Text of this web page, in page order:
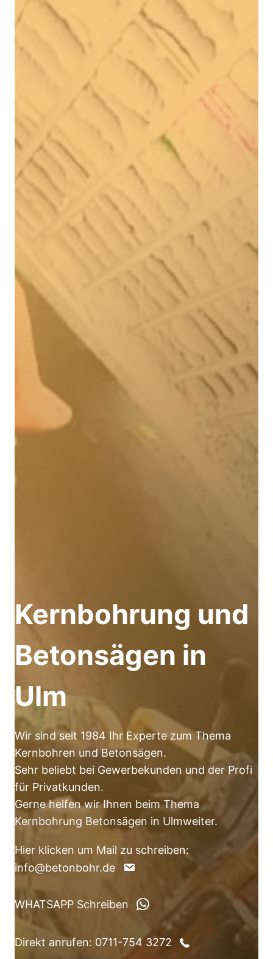
Kernbohrung und
Betonsägen in
Ulm
Wir sind seit 1984 Ihr Experte zum Thema
Kernbohren und Betonsägen.
Sehr beliebt bei Gewerbekunden und der Profi
für Privatkunden.
Gerne helfen wir Ihnen beim Thema
Kernbohrung Betonsägen in Ulmweiter.
Hier klicken um Mail zu schreiben:
info@betonbohr.de
WHATSAPP Schreiben
Direkt anrufen: 0711-754 3272